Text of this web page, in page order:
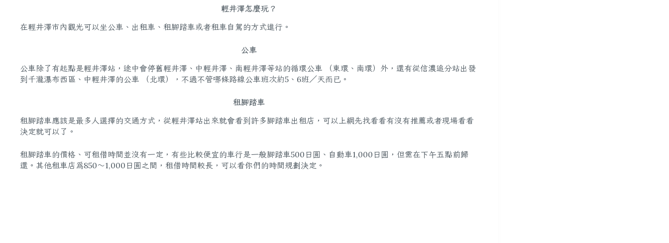
輕井澤怎麼玩？
在輕井澤市內觀光可以坐公車、出租車、租腳踏車或者租車自駕的方式進行。
公車
公車除了有起點是輕井澤站，途中會停舊輕井澤、中輕井澤、南輕井澤等站的循環公車 （東環、南環）外，還有從信濃追分站出發
到千瀧瀑布西區、中輕井澤的公車 （北環），不過不管哪條路線公車班次約5、6班／天而已。
租腳踏車
租腳踏車應該是最多人選擇的交通方式，從輕井澤站出來就會看到許多腳踏車出租店，可以上網先找看看有沒有推薦或者現場看看
決定就可以了。
租腳踏車的價格、可租借時間並沒有一定，有些比較便宜的車行是一般腳踏車500日圓、自動車1,000日圓，但需在下午五點前歸
還。其他租車店為850～1,000日圓之間，租借時間較長，可以看你們的時間規劃決定。